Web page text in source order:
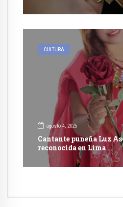
CULTURA
agosto 4, 2025
Cantante puneña Luz
reconocida en Lima